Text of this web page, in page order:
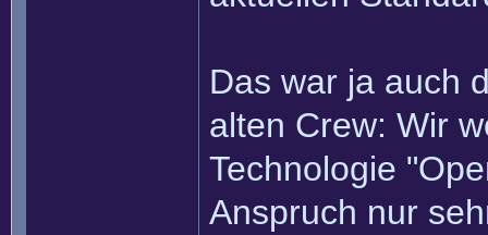
Das war ja auch
alten Crew: Wir
Technologie
Anspruch nur